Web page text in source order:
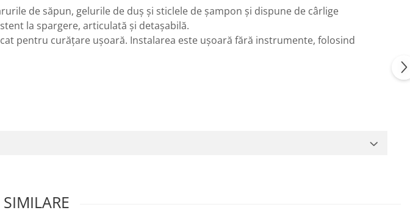
de săpun, gelurile de duș și sticlele de șampon și dispune de cârlige
la spargere, articulată și detașabilă.
pentru curățare ușoară. Instalarea este ușoară fără instrumente, folosind